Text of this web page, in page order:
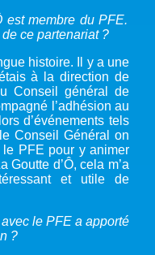
est membre du PFE.
ce partenariat ?
histoire. Il y a une
à la direction de
Conseil général de
l’adhésion au
d’événements tels
Conseil Général on
PFE pour y animer
Goutte d’Ô, cela m’a
et utile de
le PFE a apporté
?